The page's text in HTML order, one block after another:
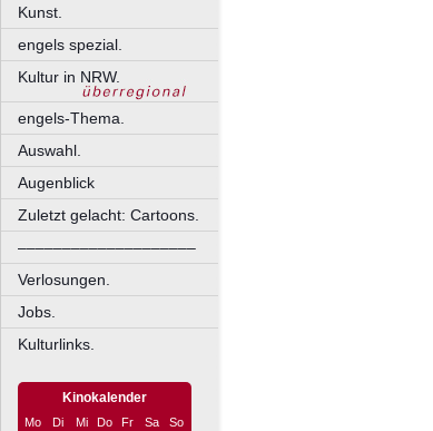
Kunst.
engels spezial.
Kultur in NRW.
engels-Thema.
Auswahl.
Augenblick
Zuletzt gelacht: Cartoons.
––––––––––––––––––––
Verlosungen.
Jobs.
Kulturlinks.
Kinokalender
Mo Di Mi Do Fr Sa
So